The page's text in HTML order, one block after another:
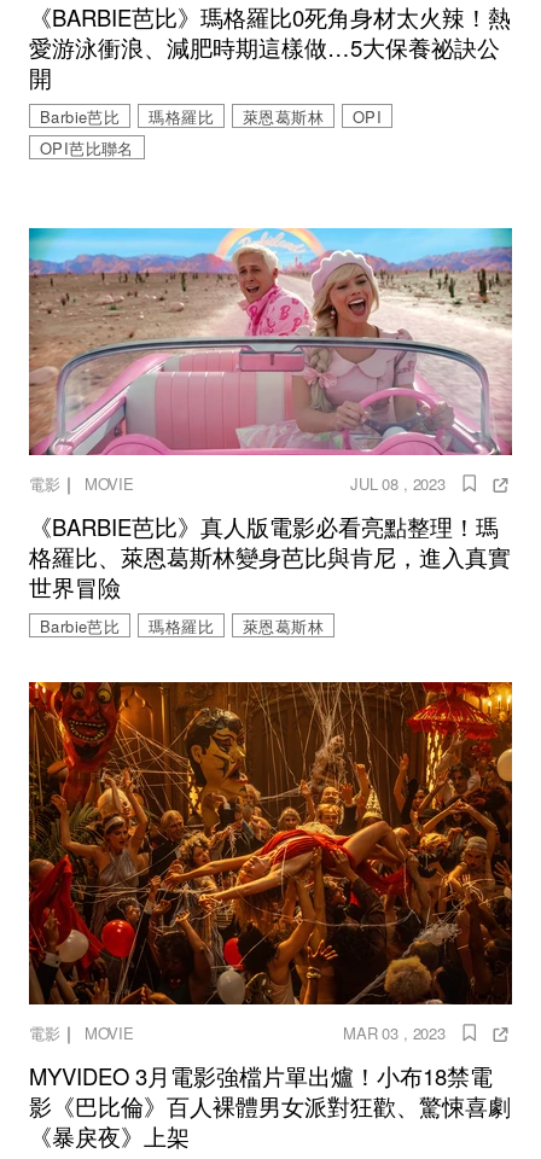
《BARBIE芭比》瑪格羅比0死角身材太火辣！熱
愛游泳衝浪、減肥時期這樣做…5大保養祕訣公
開
Barbie芭比 瑪格羅比 萊恩葛斯林
OPI
OPI芭比聯名
電影 ｜ MOVIE JUL 08 , 2023
《BARBIE芭比》真人版電影必看亮點整理！瑪
格羅比、萊恩葛斯林變身芭比與肯尼，進入真實
世界冒險
Barbie芭比 瑪格羅比 萊恩葛斯林
電影 ｜ MOVIE MAR 03 , 2023
MYVIDEO 3月電影強檔片單出爐！小布18禁電
影《巴比倫》百人裸體男女派對狂歡、驚悚喜劇
《暴戾夜》上架